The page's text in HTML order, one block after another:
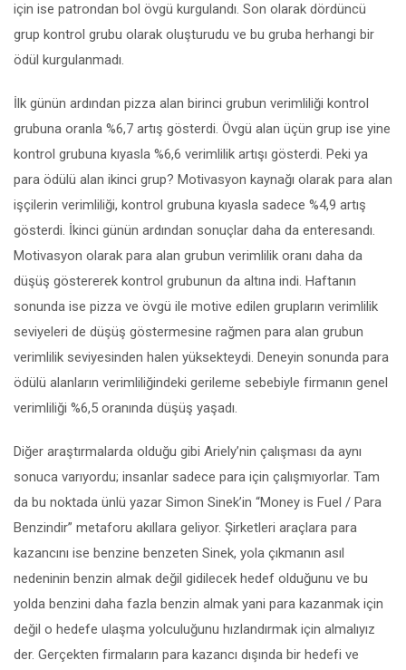
için ise patrondan bol övgü kurgulandı. Son olarak dördüncü
grup kontrol grubu olarak oluşturudu ve bu gruba herhangi bir
ödül kurgulanmadı.
İlk günün ardından pizza alan birinci grubun verimliliği kontrol
grubuna oranla %6,7 artış gösterdi. Övgü alan üçün grup ise yine
kontrol grubuna kıyasla %6,6 verimlilik artışı gösterdi. Peki ya
para ödülü alan ikinci grup? Motivasyon kaynağı olarak para alan
işçilerin verimliliği, kontrol grubuna kıyasla sadece %4,9 artış
gösterdi. İkinci günün ardından sonuçlar daha da enteresandı.
Motivasyon olarak para alan grubun verimlilik oranı daha da
düşüş göstererek kontrol grubunun da altına indi. Haftanın
sonunda ise pizza ve övgü ile motive edilen grupların verimlilik
seviyeleri de düşüş göstermesine rağmen para alan grubun
verimlilik seviyesinden halen yüksekteydi. Deneyin sonunda para
ödülü alanların verimliliğindeki gerileme sebebiyle firmanın genel
verimliliği %6,5 oranında düşüş yaşadı.
Diğer araştırmalarda olduğu gibi Ariely’nin çalışması da aynı
sonuca varıyordu; insanlar sadece para için çalışmıyorlar. Tam
da bu noktada ünlü yazar Simon Sinek’in “Money is Fuel / Para
Benzindir” metaforu akıllara geliyor. Şirketleri araçlara para
kazancını ise benzine benzeten Sinek, yola çıkmanın asıl
nedeninin benzin almak değil gidilecek hedef olduğunu ve bu
yolda benzini daha fazla benzin almak yani para kazanmak için
değil o hedefe ulaşma yolculuğunu hızlandırmak için almalıyız
der. Gerçekten firmaların para kazancı dışında bir hedefi ve